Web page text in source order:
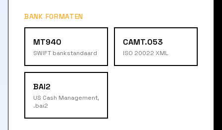
BANK FORMATEN
MT940
SWIFT bankstandaard
CAMT.053
ISO 20022 XML
BAI2
US Cash Management,
.bai2